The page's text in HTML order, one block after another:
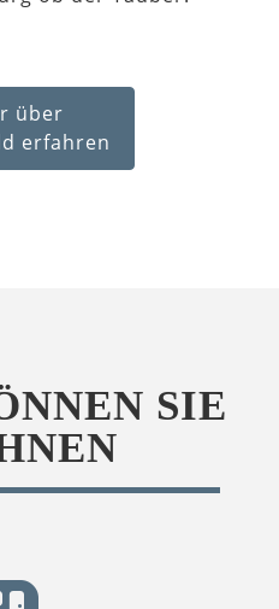
über
erfahren
SIE